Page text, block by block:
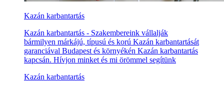
Kazán karbantartás
Kazán karbantartás - Szakembereink vállalják
bármilyen márkájú, típusú és korú Kazán karbantartását
garanciával Budapest és környékén Kazán karbantartás
kapcsán. Hívjon minket és mi örömmel segítünk
Kazán karbantartás